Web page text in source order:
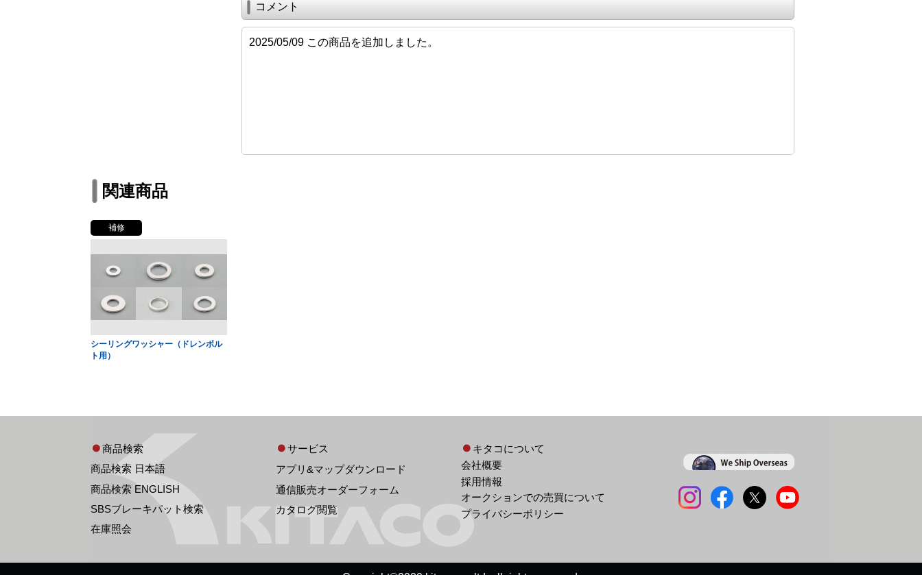
コメント
2025/05/09 この商品を追加しました。
関連商品
補修
シーリングワッシャー（ドレンボル
ト用）
商品検索
商品検索 日本語
商品検索 ENGLISH
SBSブレーキパット検索
在庫照会
サービス
アプリ&マップダウンロード
通信販売オーダーフォーム
カタログ閲覧
キタコについて
会社概要
採用情報
オークションでの売買について
プライバシーポリシー